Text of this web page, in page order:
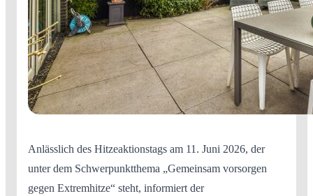
Anlässlich des Hitzeaktionstags am 11. Juni 2026, der
unter dem Schwerpunktthema „Gemeinsam vorsorgen
gegen Extremhitze“ steht, informiert der